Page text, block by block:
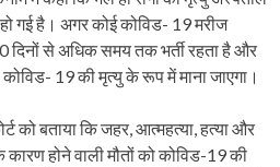
गई है। अगर कोई कोविड- 19 मरीज
दिनों से अधिक समय तक भर्ती रहता है और
19 की मृत्यु के रूप में माना जाएगा।
को बताया कि जहर, आत्महत्या, हत्या और
कारण होने वाली मौतों को कोविड​​​​-19 की